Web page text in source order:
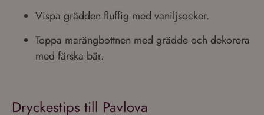
Vispa grädden fluffig med vaniljsocker.
Toppa marängbottnen med grädde och dekorera
med färska bär.
Dryckestips till Pavlova